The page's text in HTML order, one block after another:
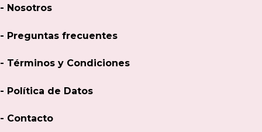
- Nosotros
- Preguntas frecuentes
- Términos y Condiciones
- Política de Datos
- Contacto